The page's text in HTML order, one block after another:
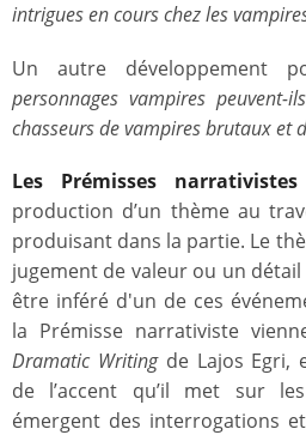
intrigues en cours chez les
Un autre développement
personnages vampires peuvent-
chasseurs de vampires brutaux et
Les Prémisses narrativistes
production d’un thème au
produisant dans la partie. Le
jugement de valeur ou un
être inféré d'un de ces
la Prémisse narrativiste
Dramatic Writingde Lajos Egri,
de l’accent qu’il met sur
émergent des interrogations